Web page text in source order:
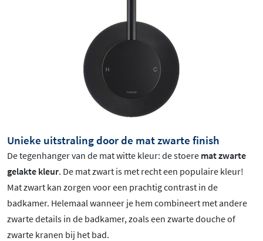
Unieke uitstraling door de mat zwarte finish
De tegenhanger van de mat witte kleur: de stoere mat zwarte
gelakte kleur. De mat zwart is met recht een populaire kleur!
Mat zwart kan zorgen voor een prachtig contrast in de
badkamer. Helemaal wanneer je hem combineert met andere
zwarte details in de badkamer, zoals een zwarte douche of
zwarte kranen bij het bad.